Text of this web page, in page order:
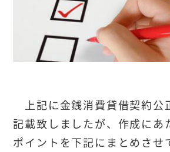
上記に金銭消費貸借契約公
記載致しましたが、作成にあ
ポイントを下記にまとめさせ